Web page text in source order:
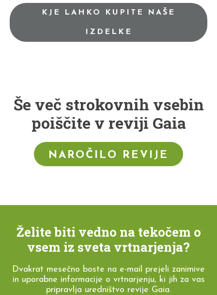
KJE LAHKO KUPITE NAŠE
IZDELKE
Še več strokovnih vsebin
poiščite v reviji Gaia
NAROČILO REVIJE
Želite biti vedno na tekočem o
vsem iz sveta vrtnarjenja?
Dvakrat mesečno boste na e-mail prejeli zanimive
in uporabne informacije o vrtnarjenju, ki jih za vas
pripravlja uredništvo revije Gaia.